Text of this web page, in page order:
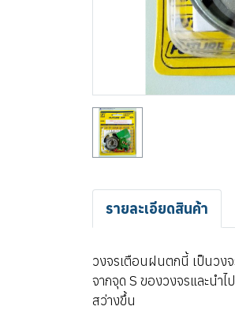
รายละเอียดสินค้า
วงจรเตือนฝนตกนี้ เป็นวงจ
จากจุด S ของวงจรและนำ
สว่างขึ้น